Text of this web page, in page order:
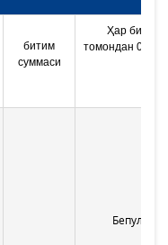
битим
суммаси
Ҳар бир
томондан 0,05
Бепул